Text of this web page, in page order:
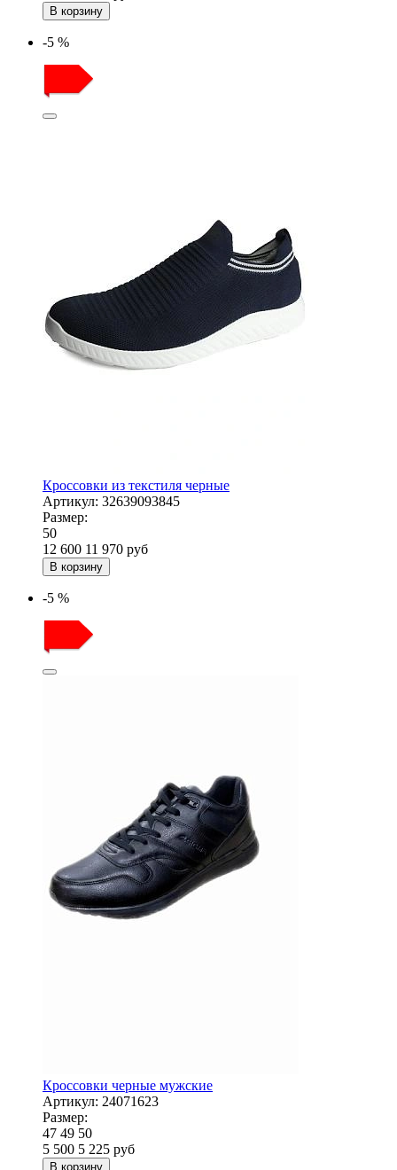
В корзину
-5 %
Кроссовки из текстиля черные
Артикул: 32639093845
Размер:
50
12 600 11 970 руб
В корзину
-5 %
Кроссовки черные мужские
Артикул: 24071623
Размер:
47 49 50
5 500 5 225 руб
В корзину